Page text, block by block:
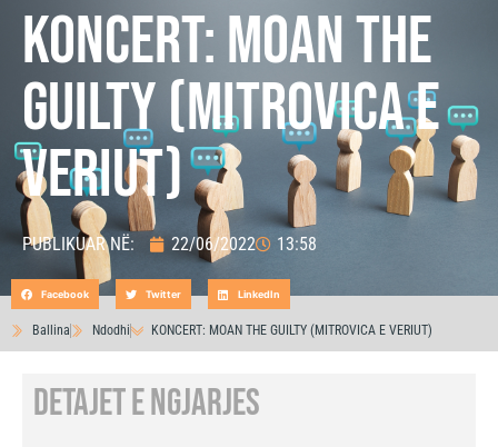
KONCERT: MOAN THE
GUILTY (MITROVICA E
VERIUT)
PUBLIKUAR NË: 22/06/2022 13:58
Ballina Ndodhi KONCERT: MOAN THE GUILTY (MITROVICA E VERIUT)
Facebook Twitter LinkedIn
DETAJET E NGJARJES